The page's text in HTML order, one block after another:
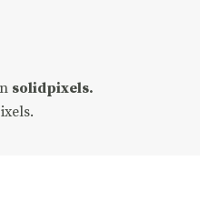
solidpixels.